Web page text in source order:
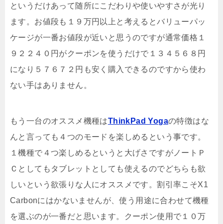
というだけあって随所にこだわりや使いやすさが光り
ます。お値段も１９万円以上と考えるとバリューパッ
ケージが一番お値段が近いと思うのですが通常価格１
９２２４０円がクーポンを使うだけで１３４５６８円
になり５７６７２円も安く購入できるのですから使わ
ない手はありません。
もう一台のオススメ機種はThinkPad Yogaの特徴はな
んと言っても４つのモードを楽しめるという事です。
１機種で４つ楽しめるというと大げさですがノートＰ
Ｃとしてもタブレットとしても使えるのでどちらも欲
しいという欲張りな人にオススメです。割引率こそX1
Carbonにはかないませんが、使う用途に合わせて機種
を選ぶのが一番だと思います。クーポン使用で１０万